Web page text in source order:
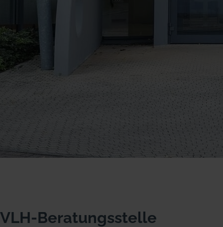
VLH-Beratungsstelle